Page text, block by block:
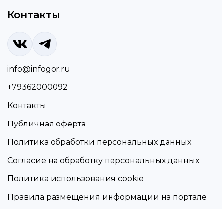
Контакты
info@infogor.ru
+79362000092
Контакты
Публичная оферта
Политика обработки персональных данных
Согласие на обработку персональных данных
Политика использования cookie
Правила размещения информации на портале